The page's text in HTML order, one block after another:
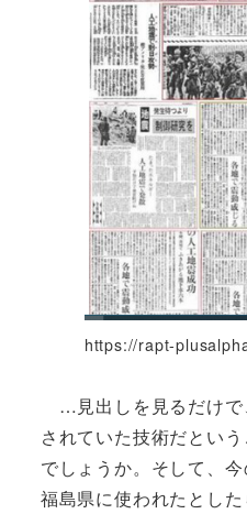
https://rapt-
…見出しを見るだけで
されていた技術だとい
でしょうか。そして、
福島県に使われたとし